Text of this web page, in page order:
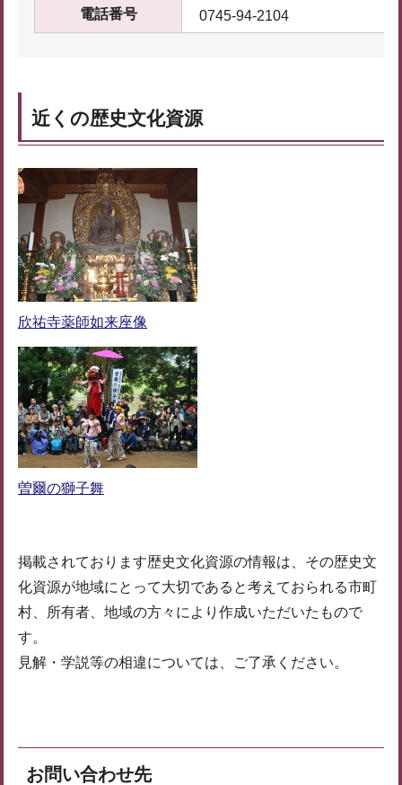
電話番号 0745-94-2104
近くの歴史文化資源
欣祐寺薬師如来座像
曽爾の獅子舞
掲載されております歴史文化資源の情報は、その歴史文
化資源が地域にとって大切であると考えておられる市町
村、所有者、地域の方々により作成いただいたもので
す。
見解・学説等の相違については、ご了承ください。
お問い合わせ先